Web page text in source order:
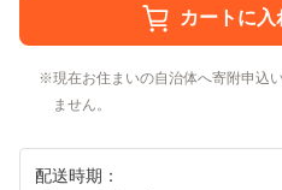
現在お住まいの自治体へ寄附申込
ません。
配送時期：